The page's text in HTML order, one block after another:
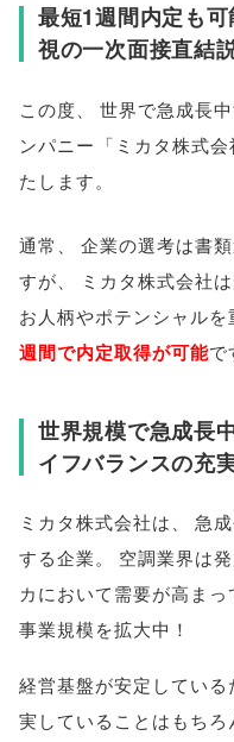
最短1週間内定も
視の一次面接直結
この度
世界で急成長
ンパニー 「 ミカタ株式会
たします。
通常 、
企業の選考は書
すが、
ミカタ株式会社
お人柄やポテンシャルを
週間で内定取得が可能で
世界規模で急成長
イフバランスの充
ミカタ株式会社は、
急
する企業。
空調業界は
カにおいて需要が高まっ
事業規模を拡大中！
経営基盤が安定している
実していることはもちろ